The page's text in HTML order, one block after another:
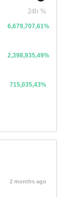
24h %
6,679,707,61%
2,398,935,49%
715,035,43%
2 months ago